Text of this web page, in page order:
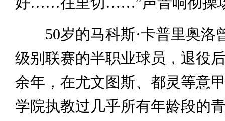
50岁的马科斯·卡普里奥洛
级别联赛的半职业球员，退役
余年，在尤文图斯、都灵等意
学院执教过几乎所有年龄段的